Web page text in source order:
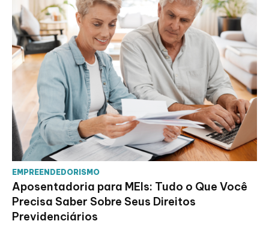
EMPREENDEDORISMO
Aposentadoria para MEIs: Tudo o Que Você
Precisa Saber Sobre Seus Direitos
Previdenciários